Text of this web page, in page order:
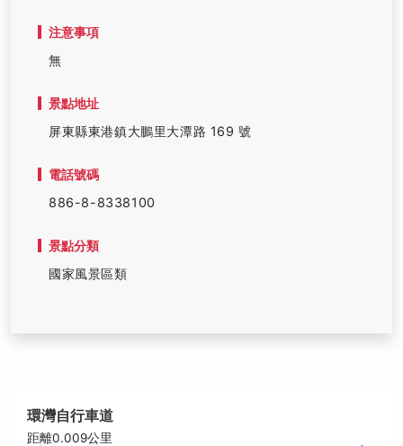
注意事項
無
景點地址
屏東縣東港鎮大鵬里大潭路 169 號
電話號碼
886-8-8338100
景點分類
國家風景區類
環灣自行車道
距離0.009公里